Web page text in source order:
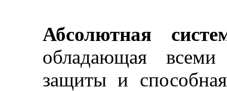
Абсолютная
обладающая
защиты и